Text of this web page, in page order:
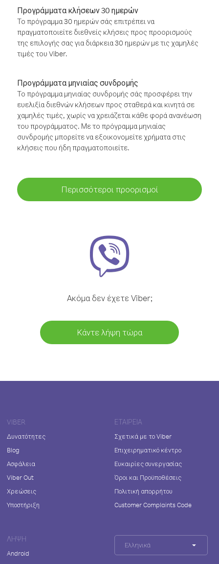
Προγράμματα κλήσεων 30 ημερών
Το πρόγραμμα 30 ημερών σάς επιτρέπει να
πραγματοποιείτε διεθνείς κλήσεις προς προορισμούς
της επιλογής σας για διάρκεια 30 ημερών με τις χαμηλές
τιμές του Viber.
Προγράμματα μηνιαίας συνδρομής
Το πρόγραμμα μηνιαίας συνδρομής σάς προσφέρει την
ευελιξία διεθνών κλήσεων προς σταθερά και κινητά σε
χαμηλές τιμές, χωρίς να χρειάζεται κάθε φορά ανανέωση
του προγράμματος. Με το πρόγραμμα μηνιαίας
συνδρομής μπορείτε να εξοικονομείτε χρήματα στις
κλήσεις που ήδη πραγματοποιείτε.
Περισσότεροι προορισμοί
Ακόμα δεν έχετε Viber;
Κάντε λήψη τώρα
VIBER
Δυνατότητες
Blog
Ασφάλεια
Viber Out
Χρεώσεις
Υποστήριξη
ΕΤΑΙΡΕΊΑ
Σχετικά με το Viber
Επιχειρηματικό κέντρο
Ευκαιρίες συνεργασίας
Όροι και Προϋποθέσεις
Πολιτική απορρήτου
Customer Complaints Code
ΛΉΨΗ
Android
Ελληνικά